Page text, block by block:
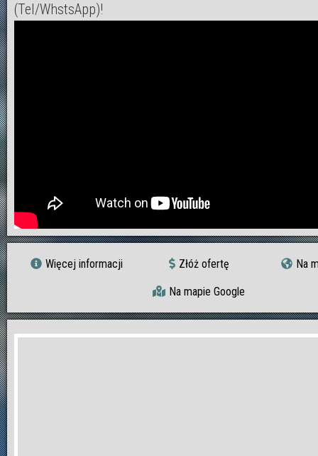
(Tel/WhstsApp)!
Więcej informacji Złóż ofertę Na
Na mapie Google